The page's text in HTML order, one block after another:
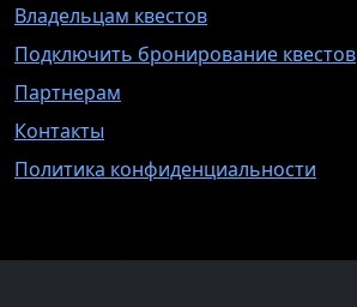
Владельцам квестов
Подключить бронирование квестов
Партнерам
Контакты
Политика конфиденциальности